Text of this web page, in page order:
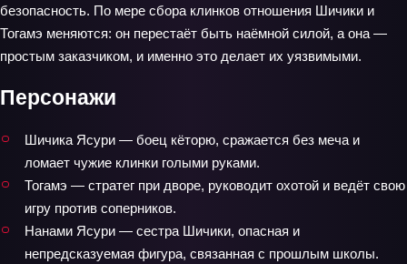
безопасность. По мере сбора клинков отношения Шичики и
Тогамэ меняются: он перестаёт быть наёмной силой, а она —
простым заказчиком, и именно это делает их уязвимыми.
Персонажи
Шичика Ясури — боец кёторю, сражается без меча и
ломает чужие клинки голыми руками.
Тогамэ — стратег при дворе, руководит охотой и ведёт свою
игру против соперников.
Нанами Ясури — сестра Шичики, опасная и
непредсказуемая фигура, связанная с прошлым школы.